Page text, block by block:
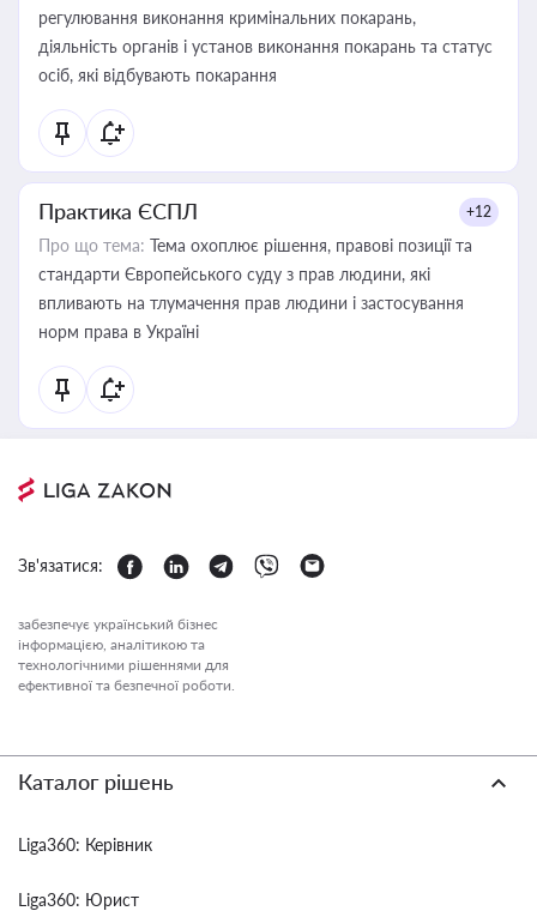
регулювання виконання кримінальних покарань,
діяльність органів і установ виконання покарань та статус
осіб, які відбувають покарання
Практика ЄСПЛ +12
Про що тема: Тема охоплює рішення, правові позиції та
стандарти Європейського суду з прав людини, які
впливають на тлумачення прав людини і застосування
норм права в Україні
Зв'язатися:
забезпечує український бізнес
інформацією, аналітикою та
технологічними рішеннями для
ефективної та безпечної роботи.
Каталог рішень
Liga360: Керівник
Liga360: Юрист